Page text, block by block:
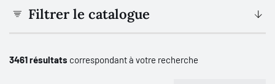
Filtrer le catalogue
3461 résultats correspondant à votre recherche